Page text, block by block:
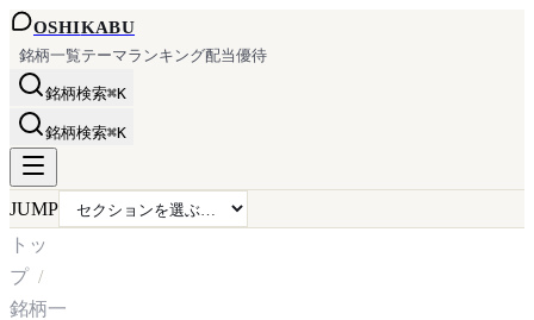
OSHIKABU
銘柄一覧テーマランキング配当優待
銘柄検索⌘K
銘柄検索⌘K
JUMP
トッ
プ
銘柄一